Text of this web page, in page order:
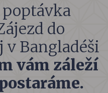
poptávka
do
v Bangladéši
vám záleží